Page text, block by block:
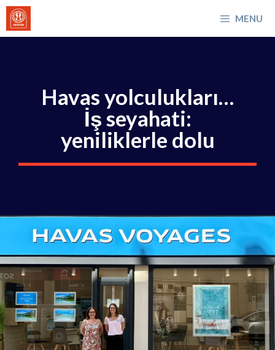
İçeriğe
atla
MENU
Havas yolculukları…
İş seyahati:
yeniliklerle dolu